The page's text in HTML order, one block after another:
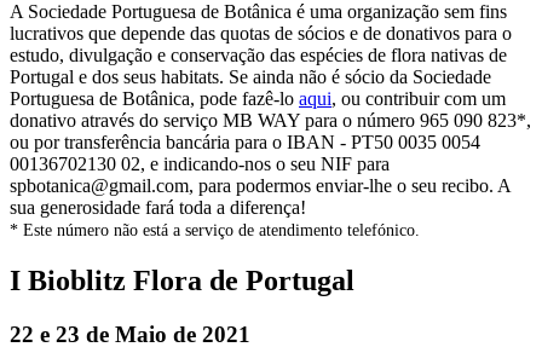
A Sociedade Portuguesa de Botânica é uma organização sem fins
lucrativos que depende das quotas de sócios e de donativos para o
estudo, divulgação e conservação das espécies de flora nativas de
Portugal e dos seus habitats. Se ainda não é sócio da Sociedade
Portuguesa de Botânica, pode fazê-lo aqui, ou contribuir com um
donativo através do serviço MB WAY para o número 965 090 823*,
ou por transferência bancária para o IBAN - PT50 0035 0054
00136702130 02, e indicando-nos o seu NIF para
spbotanica@gmail.com, para podermos enviar-lhe o seu recibo. A
sua generosidade fará toda a diferença!
* Este número não está a serviço de atendimento telefónico.
I Bioblitz Flora de Portugal
22 e 23 de Maio de 2021